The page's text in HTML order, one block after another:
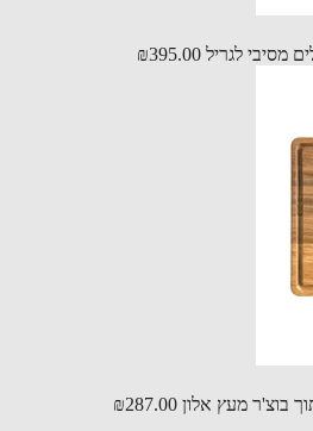
₪395.00
₪287.00